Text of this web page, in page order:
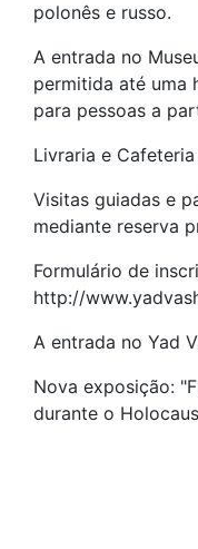
polonês e russo.
A entrada no
permitida até uma
para pessoas a
Livraria e
Visitas guiadas e
mediante reserva
Formulário de
http://
A entrada no Yad
Nova exposição:
durante o